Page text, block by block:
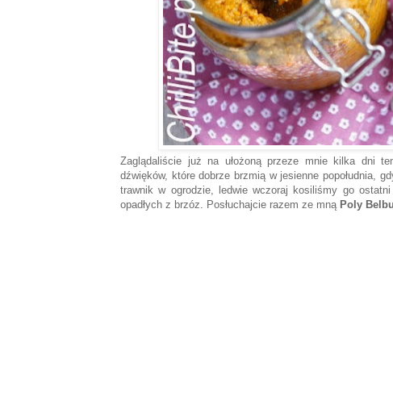
Zaglądaliście już na ułożoną przeze mnie kilka dni
dźwięków, które dobrze brzmią w jesienne popołudnia,
trawnik w ogrodzie, ledwie wczoraj kosiliśmy go
opadłych z brzóz. Posłuchajcie razem ze mną Poly